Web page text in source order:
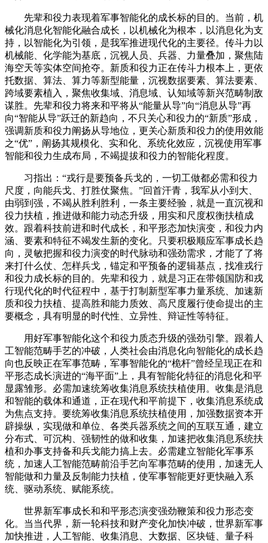
先辈和役力表现着军事智能化的成长标的目的。当前，机
械化消息化智能化融合成长，以机械化为根本，以消息化为支
持，以智能化为引领，是我军推进现代化的主要径。传斗力以
机械能、化学能为基底，沉视人员、兵器、力量叠加，聚焦陆
海空天等实体空间抢夺。新质和役力正在传斗力根本上，更依
托数据、算法、算力等新型能量，沉视数据要素、算法要素、
跨域要素植入，聚焦收集域、消息域、认知域等新兴范畴制敌
谋胜。先辈和役力将来和平将从“能量从导”向“消息从导”再
向“智能从导”跃迁的新趋向，不只关心和役力的“新质”形成，
强调新质和役力阐扬从导地位，更关心新质和役力的使用效能
之“优”，阐扬其规模化、实和化、系统化效应，沉视使用军事
智能和役力生成布局，不竭提拔和役力的智能化程度。
习指出：“戎行是要预备兵戈的，一切工做都必需和役力
尺度，向能兵戈、打胜仗聚焦。”回首汗青，我军从小到大、
由弱到强，不竭从胜利胜利，一条主要经验，就是一直沉视和
役力扶植，推进做和能力动态升级，用实和尺度权衡扶植成
效。跟着科技前进和时代成长，和平形态加快演变，和役力内
涵、要素和特征不竭发生新的变化。只要积极顺应军事成长趋
向，灵敏把握和役力演变的时代脉动和强劲需求，才能了了将
来打什么仗、怎样兵戈，锚定和平预备的逻辑基点，找准戎行
和役力成长标的目的。先辈和役力，就是习正在带领国防和戎
行现代化的时代征程中，基于打制新型军事力量系统、加速新
质和役力扶植、提高胜和能力质效、高尺度履行使命提出的主
要概念，具有明显的时代性、立异性、辩证性等特征。
用好军事智能化这个和役力质态升级的强劲引擎。跟着人
工智能范畴手艺的冲破，人类社会由消息化向智能化的成长趋
向也反映正在军事范畴，军事智能化的“桅杆”曾经呈现正在和
平形态成长演进的“海平面”上，具有智能化特征的消息化和平
显露雏形。必需加速统筹收集消息系统扶植使用。收集是消息
和智能的载体和通道，正在现代和平前提下，收集消息系统成
为焦点支持。要统筹收集消息系统扶植使用，加强数据资本开
辟操纵，实现做和单位、各类兵器系统之间的互联互通，建立
分布式、可沉构、强韧性的做和收集，加速把收集消息系统扶
植和办事支持备和兵戈能力搞上去。必需建立智能化军事系
统，加速人工智能范畴前沿手艺向军事范畴的使用，加速无人
智能做和力量及反制能力扶植，使军事智能更好更快融入系
统、驱动系统、赋能系统。
世界新军事成长和和平形态演变强劲鞭策和役力形态变
化。当当代界，新一轮科技和财产变化加快冲破，世界新军事
加快推进，人工智能、收集消息、大数据、区块链、量子科